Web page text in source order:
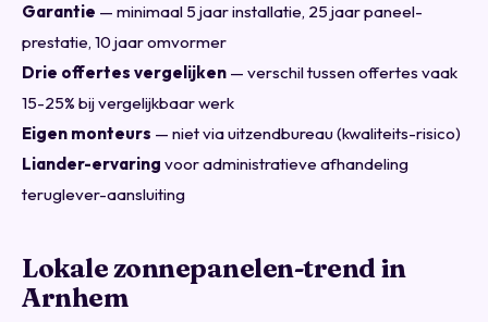
Garantie — minimaal 5 jaar installatie, 25 jaar paneel-
prestatie, 10 jaar omvormer
Drie offertes vergelijken — verschil tussen offertes vaak
15-25% bij vergelijkbaar werk
Eigen monteurs — niet via uitzendbureau (kwaliteits-risico)
Liander-ervaring voor administratieve afhandeling
teruglever-aansluiting
Lokale zonnepanelen-trend in
Arnhem